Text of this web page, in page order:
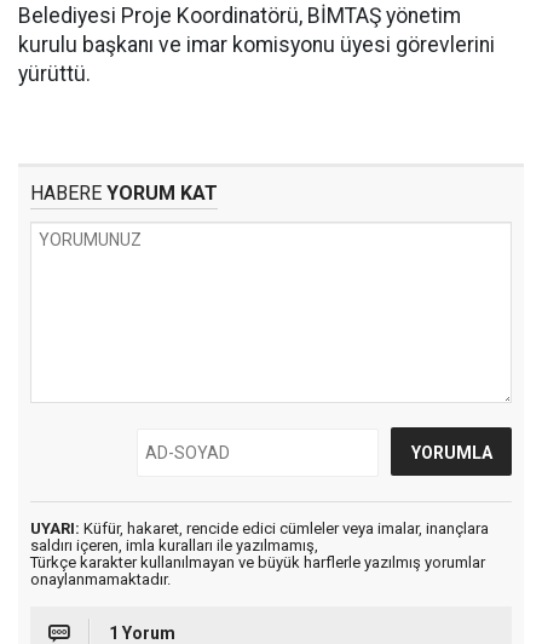
Belediyesi Proje Koordinatörü, BİMTAŞ yönetim
kurulu başkanı ve imar komisyonu üyesi görevlerini
yürüttü.
HABERE YORUM KAT
UYARI: Küfür, hakaret, rencide edici cümleler veya imalar, inançlara
saldırı içeren, imla kuralları ile yazılmamış,
Türkçe karakter kullanılmayan ve büyük harflerle yazılmış yorumlar
onaylanmamaktadır.
1 Yorum